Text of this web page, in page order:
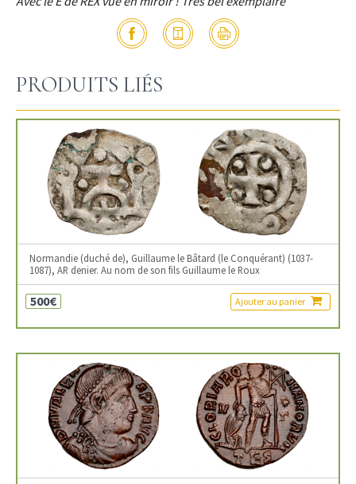
PRODUITS LIÉS
Normandie (duché de), Guillaume le Bâtard (le Conquérant) (1037-
1087), AR denier. Au nom de son fils Guillaume le Roux
500€ Ajouter au panier